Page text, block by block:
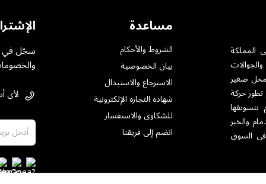
المملكة
بمختلف أنواعها .حيث تأسست فى الرياض عام 1984 بمحل صغير
حركة
بتسويقها
والخبر
السوق
مساعدة
الشروط والأحكام
بيان الخصوصية
الاسترجاع والاستبدال
شهاده التجاره الإلكترونية
للشكاوى والاستفسار
انضم إلى فريقنا
سجّل في
لأى